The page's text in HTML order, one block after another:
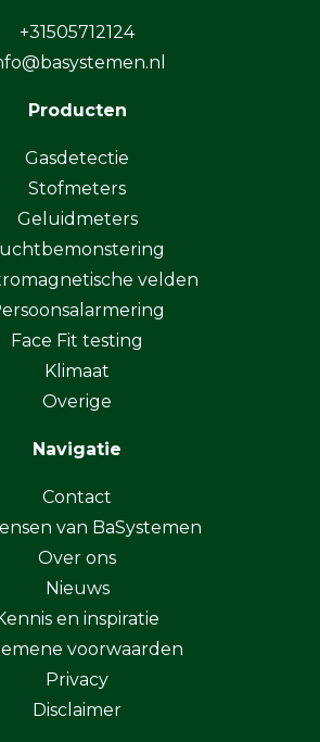
+31505712124
Producten
Gasdetectie
Stofmeters
Geluidmeters
velden
Face Fit testing
Klimaat
Overige
Navigatie
Contact
van BaSystemen
Over ons
Nieuws
en inspiratie
voorwaarden
Privacy
Disclaimer